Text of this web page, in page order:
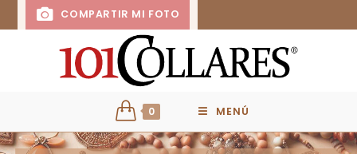
COMPARTIR MI FOTO
0 MENÚ